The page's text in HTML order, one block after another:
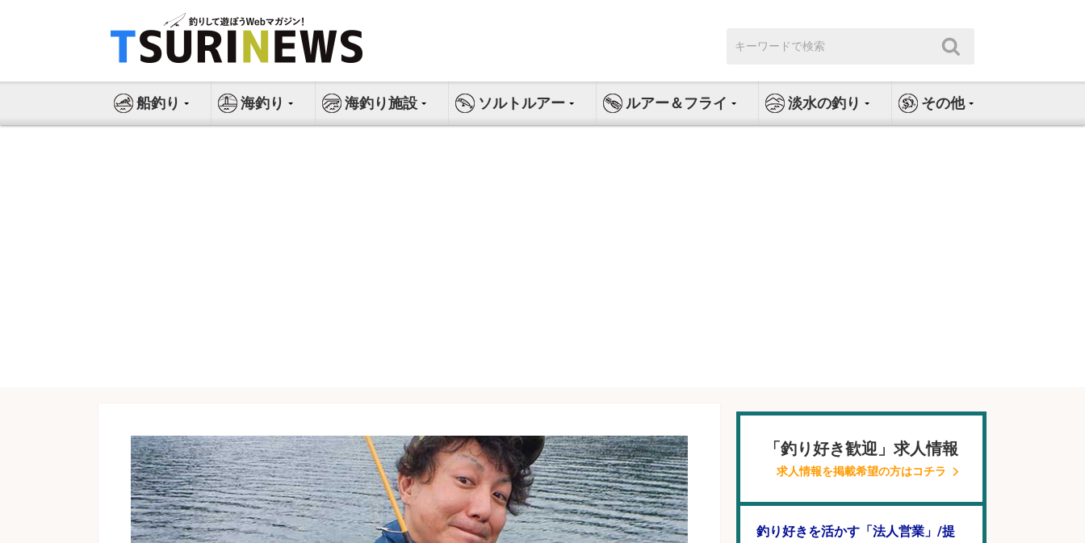
ス
索:
船釣り 海釣り 海釣り施設 ソルトルアー ルアー＆フライ 淡水の釣り その他
「釣り好き歓迎」求人情報
求人情報を掲載希望の方はコチラ
釣り好きを活かす「法人営業」/提